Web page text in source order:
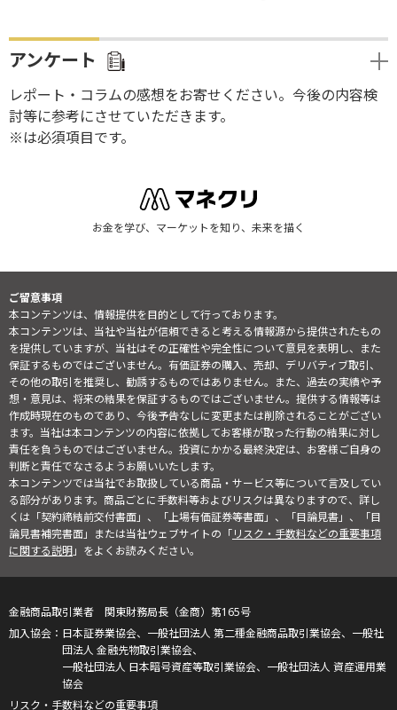
アンケート
レポート・コラムの感想をお寄せください。今後の内容検
討等に参考にさせていただきます。
※は必須項目です。
お金を学び、マーケットを知り、未来を描く
ご留意事項
本コンテンツは、情報提供を目的として行っております。
本コンテンツは、当社や当社が信頼できると考える情報源から提供されたもの
を提供していますが、当社はその正確性や完全性について意見を表明し、また
保証するものではございません。有価証券の購入、売却、デリバティブ取引、
その他の取引を推奨し、勧誘するものではありません。また、過去の実績や予
想・意見は、将来の結果を保証するものではございません。提供する情報等は
作成時現在のものであり、今後予告なしに変更または削除されることがござい
ます。当社は本コンテンツの内容に依拠してお客様が取った行動の結果に対し
責任を負うものではございません。投資にかかる最終決定は、お客様ご自身の
判断と責任でなさるようお願いいたします。
本コンテンツでは当社でお取扱している商品・サービス等について言及してい
る部分があります。商品ごとに手数料等およびリスクは異なりますので、詳し
くは「契約締結前交付書面」、「上場有価証券等書面」、「目論見書」、「目
論見書補完書面」または当社ウェブサイトの「リスク・手数料などの重要事項
に関する説明」をよくお読みください。
金融商品取引業者 関東財務局長（金商）第165号
日本証券業協会、一般社団法人 第二種金融商品取引業協会、一般社
団法人 金融先物取引業協会、
一般社団法人 日本暗号資産等取引業協会、一般社団法人 資産運用業
協会
リスク・手数料などの重要事項